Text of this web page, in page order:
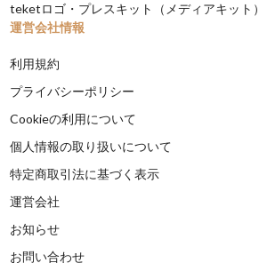
teketロゴ・プレスキット（メディアキット）
運営会社情報
利用規約
プライバシーポリシー
Cookieの利用について
個人情報の取り扱いについて
特定商取引法に基づく表示
運営会社
お知らせ
お問い合わせ